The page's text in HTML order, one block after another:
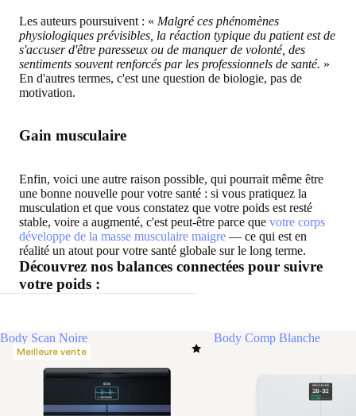
Les auteurs poursuivent : « Malgré ces phénomènes
physiologiques prévisibles, la réaction typique du patient est de
s'accuser d'être paresseux ou de manquer de volonté, des
sentiments souvent renforcés par les professionnels de santé. »
En d'autres termes, c'est une question de biologie, pas de
motivation.
Gain musculaire
Enfin, voici une autre raison possible, qui pourrait même être
une bonne nouvelle pour votre santé : si vous pratiquez la
musculation et que vous constatez que votre poids est resté
stable, voire a augmenté, c'est peut-être parce que votre corps
développe de la masse musculaire maigre — ce qui est en
réalité un atout pour votre santé globale sur le long terme.
Découvrez nos balances connectées pour suivre
votre poids :
Body Scan Noire
Meilleure vente
Body Comp Blanche